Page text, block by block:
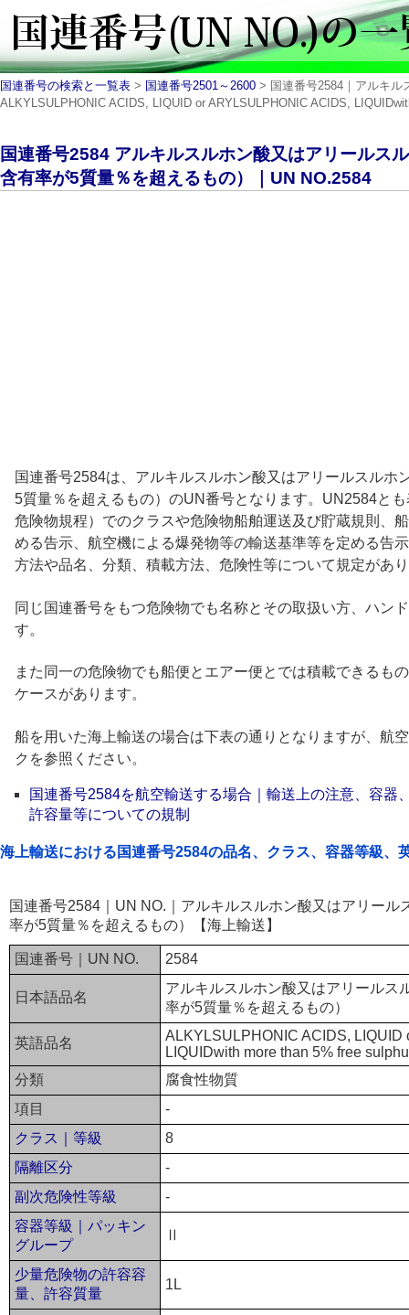
国連番号の検索と一覧表 > 国連番号2501～2600 > 国連番号2584｜アルキル
ALKYLSULPHONIC ACIDS, LIQUID or ARYLSULPHONIC ACIDS,
国連番号2584 アルキルスルホン酸又はアリールス
含有率が5質量％を超えるもの）｜UN NO.2584
国連番号2584は、アルキルスルホン酸又はアリールスルホ
5質量％を超えるもの）のUN番号となります。UN2584と
危険物規程）でのクラスや危険物船舶運送及び貯蔵規則、
める告示、航空機による爆発物等の輸送基準等を定める告
方法や品名、分類、積載方法、危険性等について規定があ
同じ国連番号をもつ危険物でも名称とその取扱い方、ハン
す。
また同一の危険物でも船便とエアー便とでは積載できるも
ケースがあります。
船を用いた海上輸送の場合は下表の通りとなりますが、航
クを参照ください。
国連番号2584を航空輸送する場合｜輸送上の注意、容器
許容量等についての規制
海上輸送における国連番号2584の品名、クラス、容器等級、
国連番号2584｜UN NO.｜アルキルスルホン酸又はアリール
率が5質量％を超えるもの）【海上輸送】
国連番号｜UN NO. 2584
日本語品名
アルキルスルホン酸又はアリールス
率が5質量％を超えるもの）
英語品名
ALKYLSULPHONIC ACIDS,
LIQUIDwith more than 5% free
分類
腐食性物質
項目
-
クラス｜等級
8
隔離区分
-
副次危険性等級
-
容器等級｜パッキン
グループ
Ⅱ
少量危険物の許容容
量、許容質量
1L